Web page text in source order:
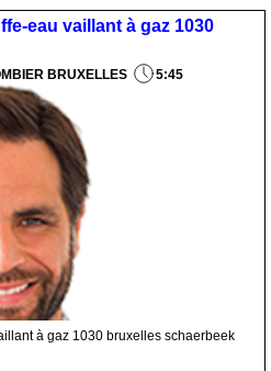
souhaitée. Profitez donc de ces
optimal.
eau vaillant à gaz 1030
BRUXELLES 5:45
à gaz 1030 bruxelles schaerbeek